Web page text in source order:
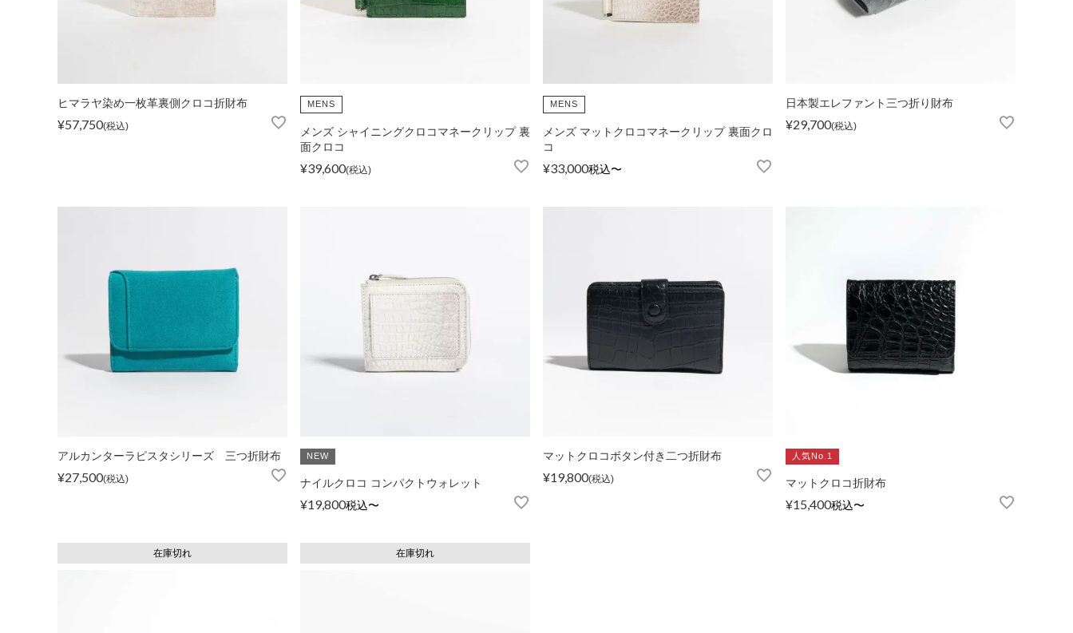
メルマガ登録・解除
ヒマラヤ染め一枚革裏側クロコ折財布
¥57,750 税込
MENS
メンズ シャイニングクロコマネークリップ 裏
面クロコ
¥39,600 税込
MENS
メンズ マットクロコマネークリップ 裏面クロ
コ
¥33,000税込〜
日本製エレファント三つ折り財布
¥29,700 税込
アルカンターラピスタシリーズ 三つ折財布
¥27,500 税込
NEW
ナイルクロコ コンパクトウォレット
¥19,800税込〜
マットクロコボタン付き二つ折財布
¥19,800 税込
人気No.1
マットクロコ折財布
¥15,400税込〜
在庫切れ 在庫切れ